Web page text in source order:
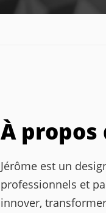
À propos
Jérôme est un
professionnels et
innover,